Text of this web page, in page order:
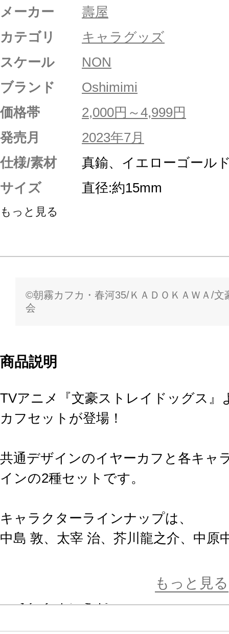
メーカー
壽屋
カテゴリ
キャラグッズ
スケール
NON
ブランド
Oshimimi
価格帯
2,000円～4,999円
発売月
2023年7月
仕様/素材
真鍮、イエローゴール
サイズ
直径:約15mm
もっと見る
©朝霧カフカ・春河35/ＫＡＤＯＫＡＷＡ/文
会
商品説明
TVアニメ『文豪ストレイドッグス』
カフセットが登場！
共通デザインのイヤーカフと各キャ
インの2種セットです。
キャラクターラインナップは、
中島 敦、太宰 治、芥川龍之介、中原
各キャラクターごとのイヤーカフ
もっと見る